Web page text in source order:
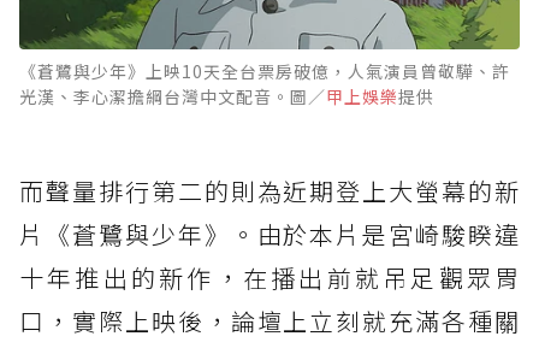
《蒼鷺與少年》上映10天全台票房破億，人氣演員曾敬驊、許
光漢、李心潔擔綱台灣中文配音。圖／甲上娛樂提供
而聲量排行第二的則為近期登上大螢幕的新
片《蒼鷺與少年》。由於本片是宮崎駿睽違
十年推出的新作，在播出前就吊足觀眾胃
口，實際上映後，論壇上立刻就充滿各種關